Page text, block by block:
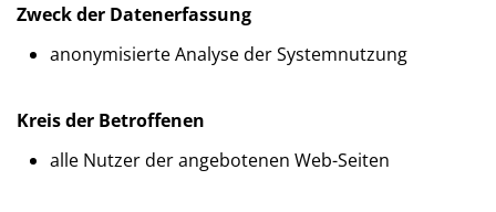
Zweck der Datenerfassung
anonymisierte Analyse der Systemnutzung
Kreis der Betroffenen
alle Nutzer der angebotenen Web-Seiten